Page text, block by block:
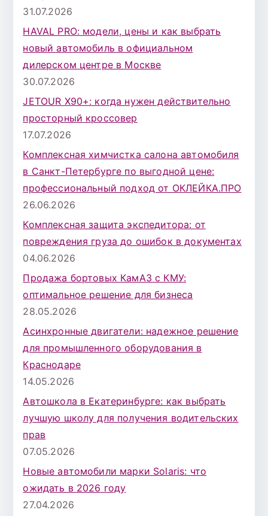
31.07.2026
HAVAL PRO: модели, цены и как выбрать
новый автомобиль в официальном
дилерском центре в Москве
30.07.2026
JETOUR X90+: когда нужен действительно
просторный кроссовер
17.07.2026
Комплексная химчистка салона автомобиля
в Санкт-Петербурге по выгодной цене:
профессиональный подход от ОКЛЕЙКА.ПРО
26.06.2026
Комплексная защита экспедитора: от
повреждения груза до ошибок в документах
04.06.2026
Продажа бортовых КамАЗ с КМУ:
оптимальное решение для бизнеса
28.05.2026
Асинхронные двигатели: надежное решение
для промышленного оборудования в
Краснодаре
14.05.2026
Автошкола в Екатеринбурге: как выбрать
лучшую школу для получения водительских
прав
07.05.2026
Новые автомобили марки Solaris: что
ожидать в 2026 году
27.04.2026